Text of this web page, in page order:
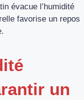
évacue l’humidité
favorise un repos
un